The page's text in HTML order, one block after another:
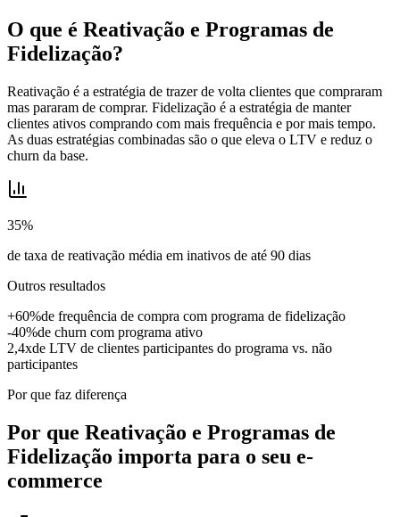
O que é Reativação e Programas de
Fidelização?
Reativação é a estratégia de trazer de volta clientes que compraram
mas pararam de comprar. Fidelização é a estratégia de manter
clientes ativos comprando com mais frequência e por mais tempo.
As duas estratégias combinadas são o que eleva o LTV e reduz o
churn da base.
35%
de taxa de reativação média em inativos de até 90 dias
Outros resultados
+60%de frequência de compra com programa de fidelização
-40%de churn com programa ativo
2,4xde LTV de clientes participantes do programa vs. não
participantes
Por que faz diferença
Por que Reativação e Programas de
Fidelização importa para o seu e-
commerce